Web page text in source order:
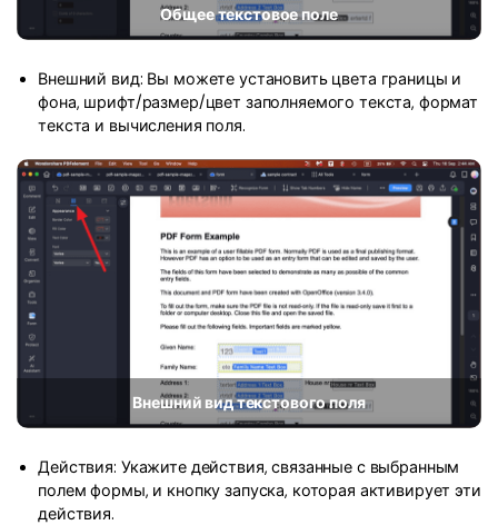
Общее текстовое поле
Внешний вид: Вы можете установить цвета границы и
фона, шрифт/размер/цвет заполняемого текста, формат
текста и вычисления поля.
Внешний вид текстового поля
Действия: Укажите действия, связанные с выбранным
полем формы, и кнопку запуска, которая активирует эти
действия.